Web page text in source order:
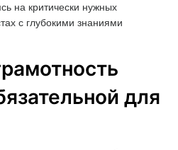
на критически нужных
с глубокими знаниями
для